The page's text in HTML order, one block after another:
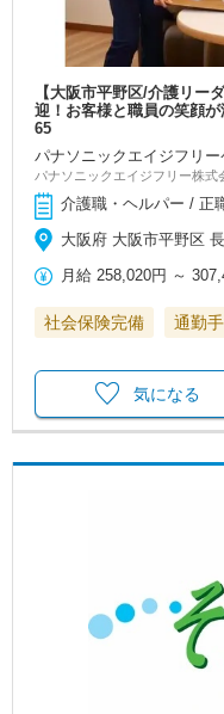
【大阪市平野区/介護リー
迎！お客様と職員の笑顔
65
パナソニックエイジフリ
パナソニックエイジフリー株式
介護職・ヘルパー / 正
大阪府 大阪市平野区
月給 258,020円 ～
社会保険完備 通勤
気になる